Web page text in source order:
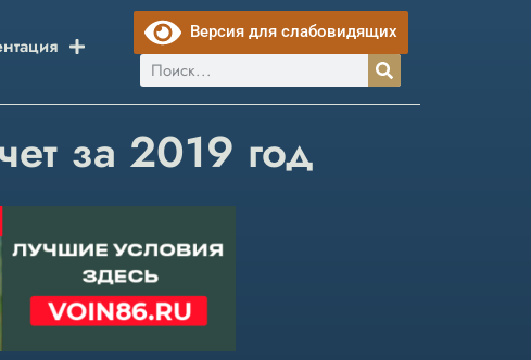
Версия для слабовидящих
за 2019 год